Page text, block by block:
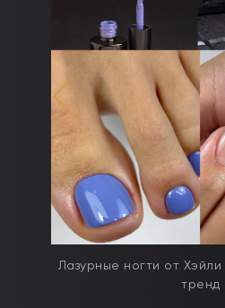
Лазурные ногти от
тренд